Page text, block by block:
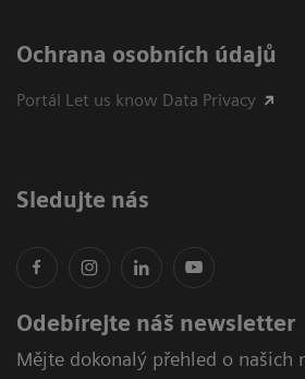
Ochrana osobních údajů
Portál Let us know Data Privacy
Sledujte nás
Odebírejte náš newsletter
Mějte dokonalý přehled o našich